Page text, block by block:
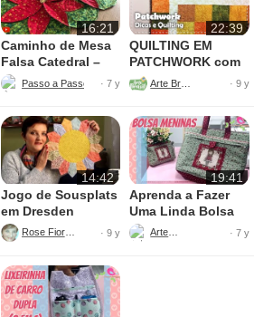
16:21
Caminho de Mesa
Falsa Catedral –
Passo a Passo
Passo a Passo Criativo
· 7 y
22:39
QUILTING EM
PATCHWORK com
Ana Cosentino
· 9 y
Casa de Pano Ateliê - Patricia Müller
14:42
Jogo de Sousplats
em Dresden
Rose Fioretti · 9 y
19:41
Aprenda a Fazer
Uma Linda Bolsa
TiracoloArteyra · 7 y